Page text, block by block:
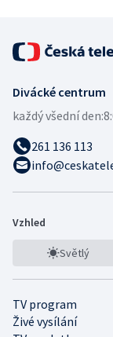
Divácké centrum
každý všední den:
261 136 113
Vzhled
Světlý
TV program
Živé vysílání